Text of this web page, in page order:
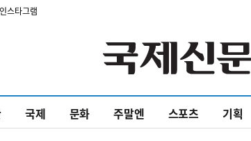
인스타그램
국제 문화 주말엔 스포츠 기획